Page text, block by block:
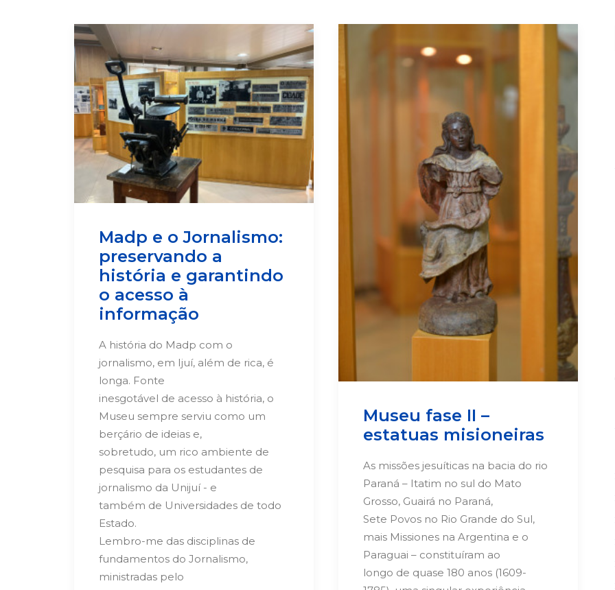
Madp e o Jornalismo:
preservando a
história e garantindo
o acesso à
informação
A história do Madp com o
jornalismo, em Ijuí, além de rica, é
longa. Fonte
inesgotável de acesso à história, o
Museu sempre serviu como um
berçário de ideias e,
sobretudo, um rico ambiente de
pesquisa para os estudantes de
jornalismo da Unijuí - e
também de Universidades de todo
Estado.
Lembro-me das disciplinas de
fundamentos do Jornalismo,
ministradas pelo
Museu fase II –
estatuas misioneiras
As missões jesuíticas na bacia do rio
Paraná – Itatim no sul do Mato
Grosso, Guairá no Paraná,
Sete Povos no Rio Grande do Sul,
mais Missiones na Argentina e o
Paraguai – constituíram ao
longo de quase 180 anos (1609-